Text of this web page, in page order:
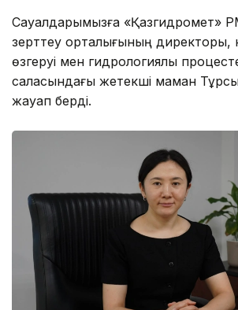
Сауалдарымызға «Қазгидромет»
зерттеу орталығының директоры,
өзгеруі мен гидрологиялық
саласындағы жетекші маман
жауап берді.